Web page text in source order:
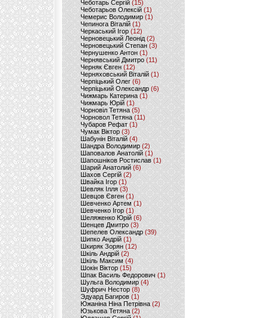
Чеботарь Сергій (15)
Чеботарьов Олексій (1)
Чемерис Володимир (1)
Чепинога Віталій (1)
Черкаський Ігор (12)
Черновецький Леонід(2)
Черновецький Степан (3)
Чернушенко Антон (1)
Чернявський Дмитро(11)
Черняк Євген(12)
Черняховський Віталій (1)
Черпіцький Олег (6)
Черпіцький Олександр (6)
Чижмарь Катерина (1)
Чижмарь Юрій (1)
Чорновіл Тетяна (5)
Чорновол Тетяна (11)
Чубаров Рефат (1)
Чумак Віктор(3)
Шабунін Віталій (4)
Шандра Володимир (2)
Шаповалов Анатолій(1)
Шапошніков Ростислав(1)
Шарий Анатолий(6)
Шахов Сергій(2)
Швайка Ігор (1)
Шевляк Ілля (3)
Шевцов Євген (1)
Шевченко Артем(1)
Шевченко Ігор(1)
Шеляженко Юрій (6)
Шенцев Дмитро (3)
Шепелев Олександр (39)
Шипко Андрій(1)
Шкиряк Зорян(12)
Шкіль Андрій(2)
Шкіль Максим (4)
Шокін Віктор (15)
Шпак Василь Федорович (1)
Шульга Володимир (4)
Шуфрич Нестор(8)
Эдуард Багиров (1)
Южаніна Ніна Петрівна (2)
Юзькова Тетяна(2)